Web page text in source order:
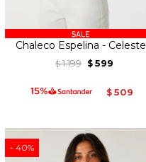
Chaleco Espelina - Celeste
$ 1.199 $ 599
$ 509
40